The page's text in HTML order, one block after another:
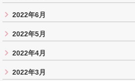
2022年6月
2022年5月
2022年4月
2022年3月